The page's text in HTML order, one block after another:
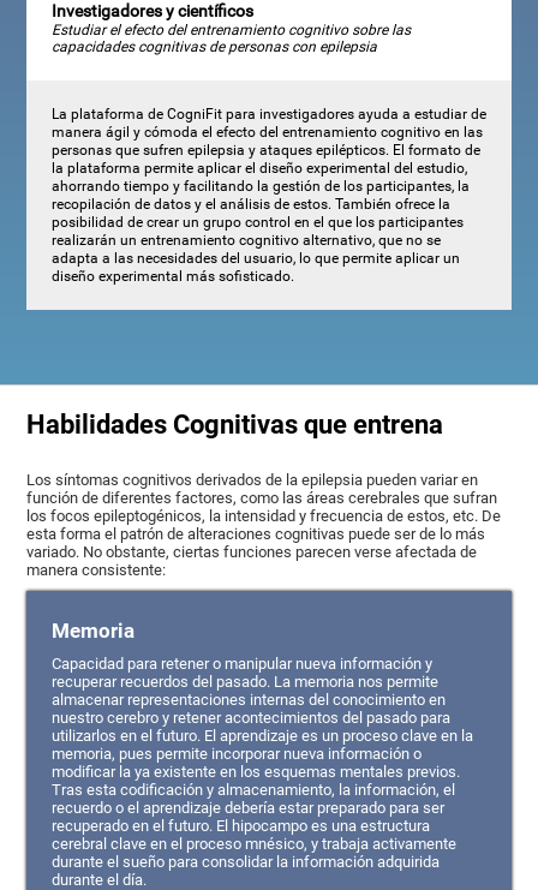
Investigadores y científicos
Estudiar el efecto del entrenamiento cognitivo sobre las
capacidades cognitivas de personas con epilepsia
La plataforma de CogniFit para investigadores ayuda a estudiar de
manera ágil y cómoda el efecto del entrenamiento cognitivo en las
personas que sufren epilepsia y ataques epilépticos. El formato de
la plataforma permite aplicar el diseño experimental del estudio,
ahorrando tiempo y facilitando la gestión de los participantes, la
recopilación de datos y el análisis de estos. También ofrece la
posibilidad de crear un grupo control en el que los participantes
realizarán un entrenamiento cognitivo alternativo, que no se
adapta a las necesidades del usuario, lo que permite aplicar un
diseño experimental más sofisticado.
Habilidades Cognitivas que entrena
Los síntomas cognitivos derivados de la epilepsia pueden variar en
función de diferentes factores, como las áreas cerebrales que sufran
los focos epileptogénicos, la intensidad y frecuencia de estos, etc. De
esta forma el patrón de alteraciones cognitivas puede ser de lo más
variado. No obstante, ciertas funciones parecen verse afectada de
manera consistente:
Memoria
Capacidad para retener o manipular nueva información y
recuperar recuerdos del pasado. La memoria nos permite
almacenar representaciones internas del conocimiento en
nuestro cerebro y retener acontecimientos del pasado para
utilizarlos en el futuro. El aprendizaje es un proceso clave en la
memoria, pues permite incorporar nueva información o
modificar la ya existente en los esquemas mentales previos.
Tras esta codificación y almacenamiento, la información, el
recuerdo o el aprendizaje debería estar preparado para ser
recuperado en el futuro. El hipocampo es una estructura
cerebral clave en el proceso mnésico, y trabaja activamente
durante el sueño para consolidar la información adquirida
durante el día.